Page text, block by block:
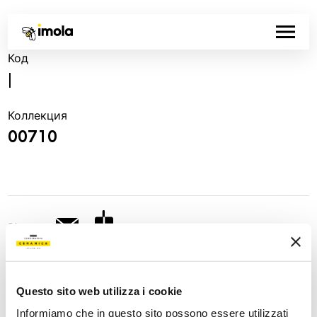
Questo sito web utilizza i cookie
Informiamo che in questo sito possono essere utilizzati
Код
Коллекция
00710
Share: